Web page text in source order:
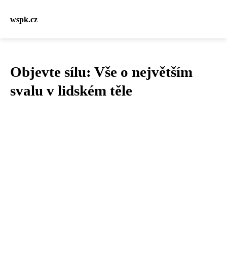
wspk.cz
Objevte sílu: Vše o největším
svalu v lidském těle